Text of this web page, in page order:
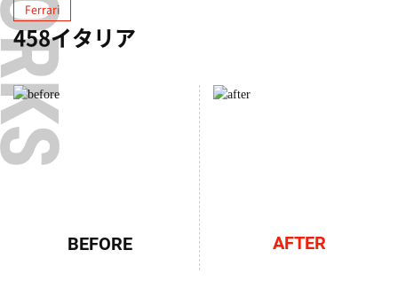
Ferrari
458イタリア
BEFORE AFTER